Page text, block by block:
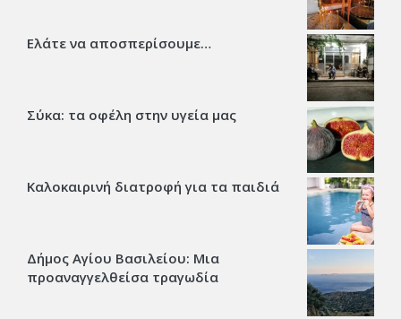
Ελάτε να αποσπερίσουμε…
Σύκα: τα οφέλη στην υγεία μας
Καλοκαιρινή διατροφή για τα παιδιά
Δήμος Αγίου Βασιλείου: Μια
προαναγγελθείσα τραγωδία